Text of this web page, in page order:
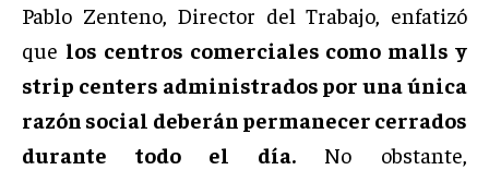
Pablo Zenteno, Director del Trabajo, enfatizó
que los centros comerciales como malls y
strip centers administrados por una única
razón social deberán permanecer cerrados
durante todo el día.No obstante,